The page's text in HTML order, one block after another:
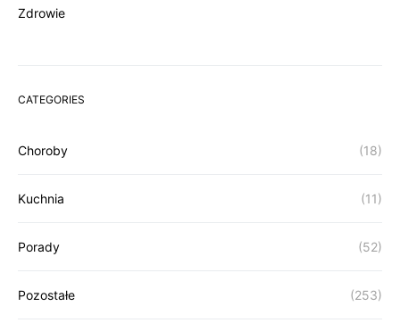
Zdrowie
CATEGORIES
Choroby (18)
Kuchnia (11)
Porady (52)
Pozostałe (253)